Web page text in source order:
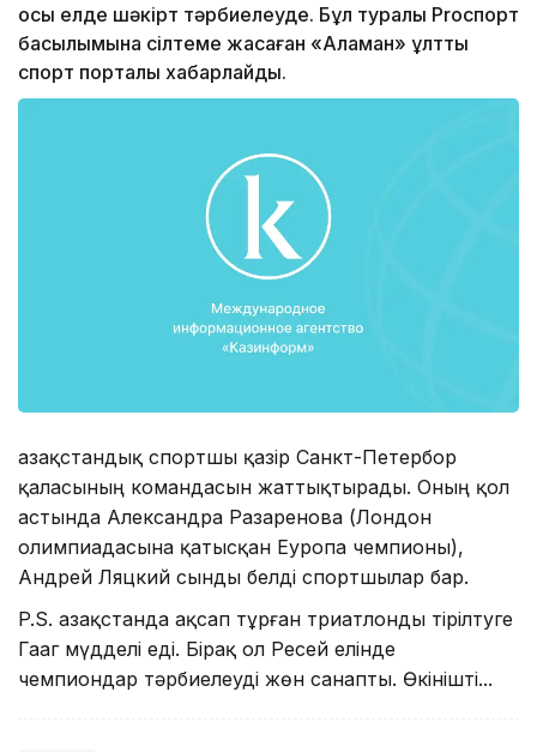
осы елде шәкірт тәрбиелеуде. Бұл туралы Proспорт
басылымына сілтеме жасаған «Аламан» ұлттық
спорт порталы хабарлайды.
Қазақстандық спортшы қазір Санкт-Петербор
қаласының командасын жаттықтырады. Оның қол
астында Александра Разаренова (Лондон
олимпиадасына қатысқан Еуропа чемпионы),
Андрей Ляцкий сынды белді спортшылар бар.
P.S. Қазақстанда ақсап тұрған триатлонды тірілтуге
Гааг мүдделі еді. Бірақ ол Ресей елінде
чемпиондар тәрбиелеуді жөн санапты. Өкінішті...